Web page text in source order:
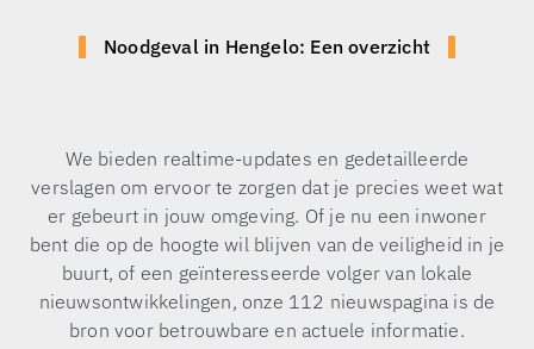
Noodgeval in Hengelo: Een overzicht
We bieden realtime-updates en gedetailleerde
verslagen om ervoor te zorgen dat je precies weet wat
er gebeurt in jouw omgeving. Of je nu een inwoner
bent die op de hoogte wil blijven van de veiligheid in je
buurt, of een geïnteresseerde volger van lokale
nieuwsontwikkelingen, onze 112 nieuwspagina is de
bron voor betrouwbare en actuele informatie.